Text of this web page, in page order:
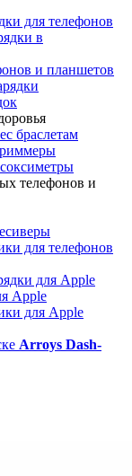
для телефонов
в
и планшетов
браслетам
телефонов и
для телефонов
для Apple
Apple
для Apple
Arroys Dash-